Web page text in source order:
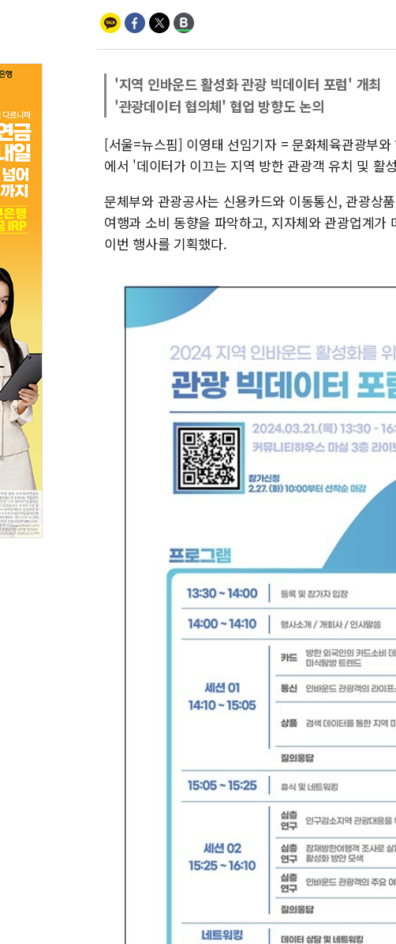
'지역 인바운드 활성화 관광 빅데이터 포럼' 개최
'관광데이터 협의체' 협업 방향도 논의
[서울=뉴스핌] 이영태 선임기자 = 문화체육관광부
에서 '데이터가 이끄는 지역 방한 관광객 유치 및
문체부와 관광공사는 신용카드와 이동통신, 관광상
여행과 소비 동향을 파악하고, 지자체와 관광업계
이번 행사를 기획했다.